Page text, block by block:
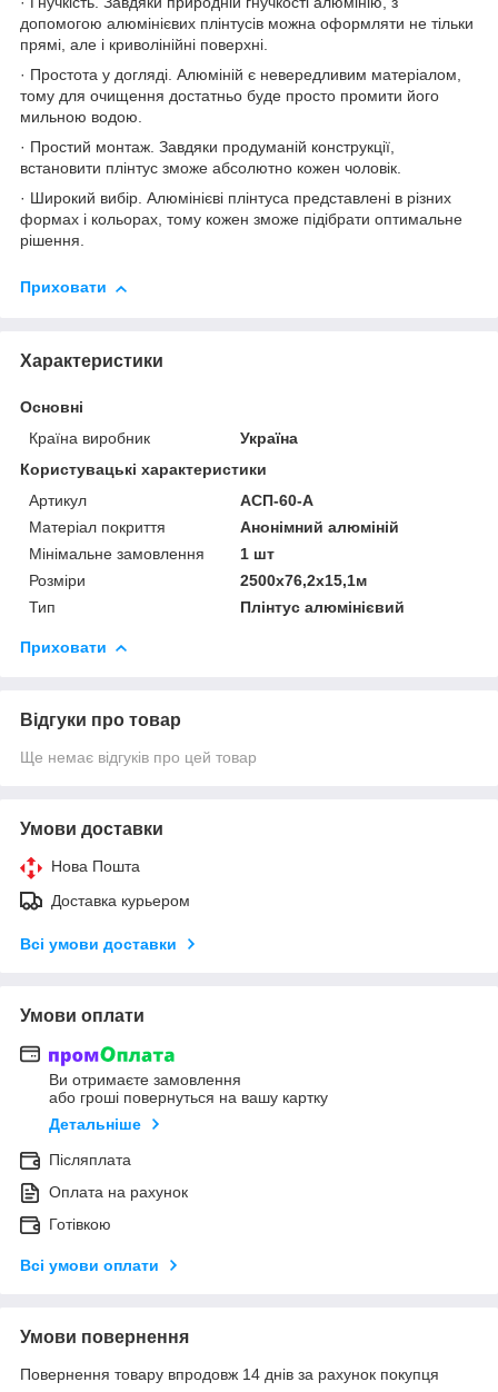
допомогою алюмінієвих плінтусів можна оформляти не тільки
прямі, але і криволінійні поверхні.
· Простота у догляді. Алюміній є невередливим матеріалом,
тому для очищення достатньо буде просто промити його
мильною водою.
· Простий монтаж. Завдяки продуманій конструкції,
встановити плінтус зможе абсолютно кожен чоловік.
· Широкий вибір. Алюмінієві плінтуса представлені в різних
формах і кольорах, тому кожен зможе підібрати оптимальне
рішення.
Приховати
Характеристики
Основні
Країна виробник
Україна
Користувацькі характеристики
Артикул
АСП-60-А
Матеріал покриття
Анонімний алюміній
Мінімальне замовлення
1 шт
Розміри
2500x76,2х15,1м
Тип
Плінтус алюмінієвий
Приховати
Відгуки про товар
Ще немає відгуків про цей товар
Умови доставки
Нова Пошта
Доставка курьером
Всі умови доставки
Умови оплати
Ви отримаєте замовлення
або гроші повернуться на вашу картку
Детальніше
Післяплата
Оплата на рахунок
Готівкою
Всі умови оплати
Умови повернення
Повернення товару впродовж 14 днів за рахунок покупця